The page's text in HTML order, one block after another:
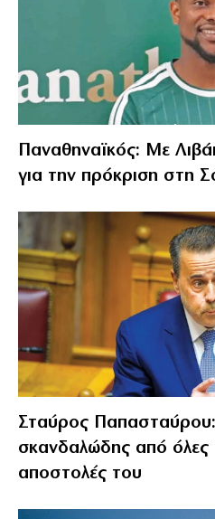
Παναθηναϊκός: Με
για την πρόκριση στη
Σταύρος
σκανδαλώδης από όλες
αποστολές του